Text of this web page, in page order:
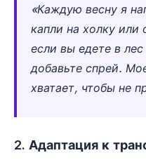
«Каждую весну я
капли на холку
если вы едете в
добавьте спрей.
хватает, чтобы не
2. Адаптация к